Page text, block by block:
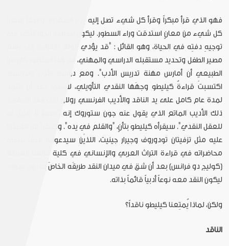
فهو الذي قرأ مبكراً وقرأ كل شيء تصل إليه يدُه الصغيرة، ولاحقاً سيقرأ
كل شيء من معانٍ استدقت وراء السطور. ليكون للقراءة الدورُ الأكبرُ في
توجيهِ دفتِه في الحياة، وهو القائل : "قد يؤدي الولعُ بالقراءة إلى رسم
مصير الطفل وتحديد مستقبله الدراسي والمهني، من هذا المنظور كان من
الطبيعي أن أمارس مهنة تدريس الأدب". ومع دراسة الأدب وتدريسه،
اكتسبتْ قراءةُ كيليطو وجهَها النقدي التأويلي، لاسيما بعد أن تتلمذ
لمدة عام كامل على يد الناقد والأديب الفرنسي رولان بارت في المغرب،
ذلك الأديب الماتع الذي يقول عنه جون ستوروك إنه "محفزٌ لا مثيل له
للعقل النقدي". سيقرأه كيليطو بتأنٍ، "والقلم في يده". وسيقرأ من تتلمذوا
عليه مثل تزفيتان تودوروف وجيرار جينيت، اللذيْن سيدعوانَه لاحقاً ليلقي
محاضراته في قراءة التراث العربي والإنساني في كلية فرنسا العريقة
(كوليج دو فرانس) بعد أن شق في ميدان النقد طريقَه الخاصَ به دون سواه،
ليكون النقد معه نوعاً أدبياً قائماً بذاته.
ولكن، لماذا يُمتِعنا كيليطو ناقداً؟
الناقد